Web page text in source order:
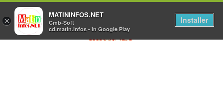
×
MATININFOS.NET
Cmb-Soft
cd.matin.infos - In Google Play
Installer